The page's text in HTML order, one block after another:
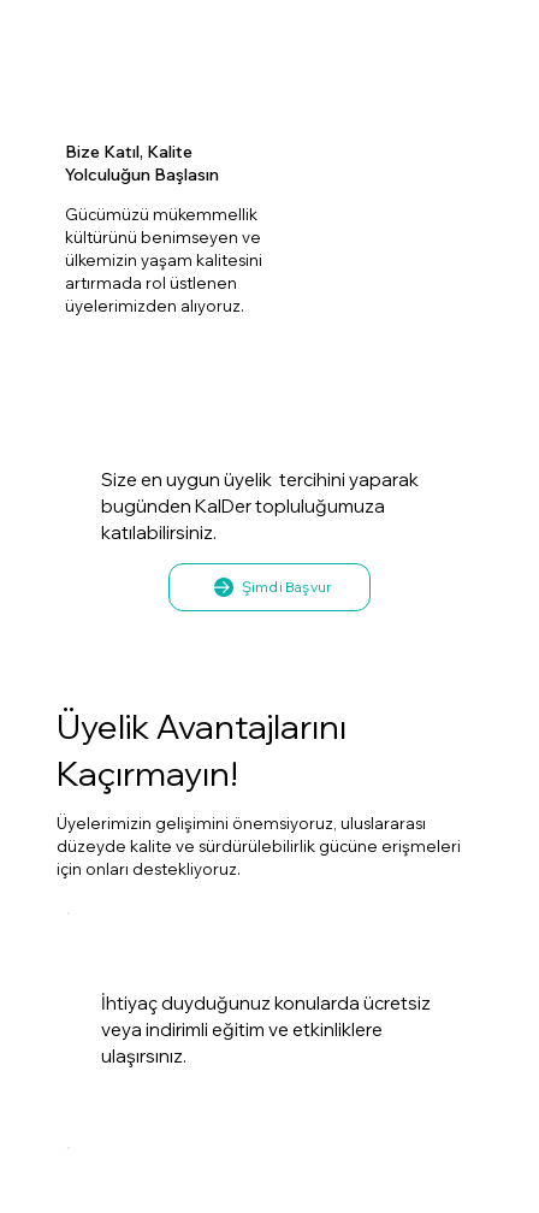
Bize Katıl, Kalite
Yolculuğun Başlasın
Gücümüzü mükemmellik
kültürünü benimseyen ve
ülkemizin yaşam kalitesini
artırmada rol üstlenen
üyelerimizden alıyoruz.
Size en uygun üyelik tercihini yaparak
bugünden KalDer topluluğumuza
katılabilirsiniz.
Şimdi Başvur
Üyelik Avantajlarını
Kaçırmayın!
Üyelerimizin gelişimini önemsiyoruz, uluslararası
düzeyde kalite ve sürdürülebilirlik gücüne erişmeleri
için onları destekliyoruz.
İhtiyaç duyduğunuz konularda ücretsiz
veya indirimli eğitim ve etkinliklere
ulaşırsınız.